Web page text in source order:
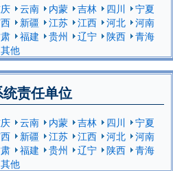
云南 内蒙 吉林 四川
宁夏
新疆 江苏 江西 河北
河南
福建 贵州 辽宁 陕西
青海
其他
责任单位
云南 内蒙 吉林 四川
宁夏
新疆 江苏 江西 河北
河南
福建 贵州 辽宁 陕西
青海
其他